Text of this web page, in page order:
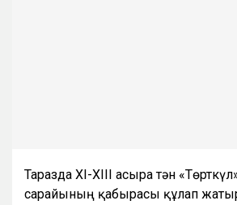
Таразда XI-XIII ғасырға тән
сарайының қабырғасы құлап